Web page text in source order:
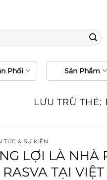
Phối Sản Phẩm
LƯU TRỮ THẺ:
TỨC & SỰ KIỆN
LỢI LÀ NHÀ
TẠI